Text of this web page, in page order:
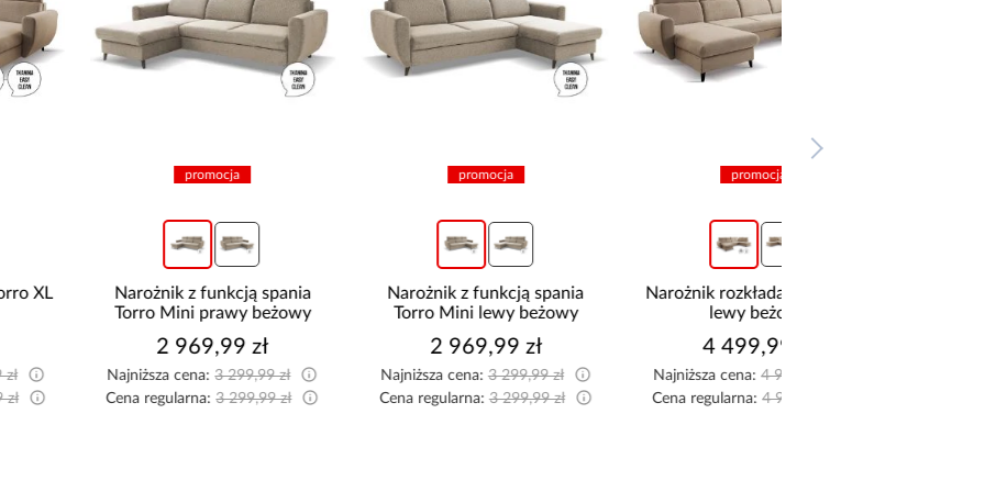
Narożnik z funkcją spania
Torro Mini prawy beżowy
2 969,99 zł
Najniższa cena:3 299,99 zł
Cena regularna:3 299,99 zł
Narożnik z funkcją spania
Torro Mini lewy beżowy
2 969,99 zł
Najniższa cena:3 299,99 zł
Cena regularna:3 299,99 zł
Narożnik rozkładany Torro XL
4 499,99 zł
Najniższa cena:4 999,99 zł
Cena regularna:4 999,99 zł